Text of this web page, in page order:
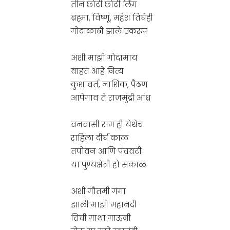
तीन छोटी छोटी लिंग
ब्रह्मा, विष्णू, महेश तिघेही
गोदाकाठी झाले एकरूप
अशी माझी गोदामाय
वाहत आहे नित्य
कुशावर्त, नाशिक, पैठण
आपेगाव ते राजमुंद्री आंध्र
वनवासी राम ही येथेच
राहिला दीर्घ काळ
तपोवन आणि पंचवटी
या पुण्यक्षेत्री हो सकाळ
अशी गौतमी गंगा
झाली माझी महानदी
तिची गाथा गाऊनी